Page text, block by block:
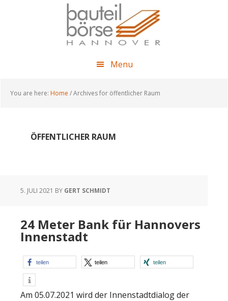
Menu
You are here: Home /Archives for öffentlicher Raum
ÖFFENTLICHER RAUM
5. JULI 2021 BY GERT SCHMIDT
24 Meter Bank für Hannovers
Innenstadt
teilen teilen teilen
Am 05.07.2021 wird der Innenstadtdialog der